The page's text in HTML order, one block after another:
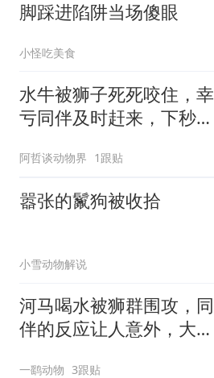
脚踩进陷阱当场傻眼
小怪吃美食
水牛被狮子死死咬住，幸
亏同伴及时赶来，下秒雄
阿哲谈动物界 1跟贴
嚣张的鬣狗被收拾
小雪动物解说
河马喝水被狮群围攻，同
伴的反应让人意外，大自
一鹞动物 3跟贴